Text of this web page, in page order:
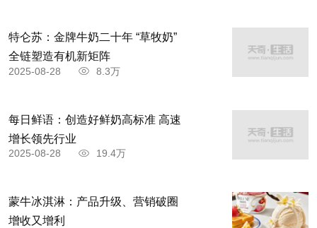
特仑苏：金牌牛奶二十年 “草牧奶”
全链塑造有机新矩阵
2025-08-28 8.3万
每日鲜语：创造好鲜奶高标准 高速
增长领先行业
2025-08-28 19.4万
蒙牛冰淇淋：产品升级、营销破圈
增收又增利